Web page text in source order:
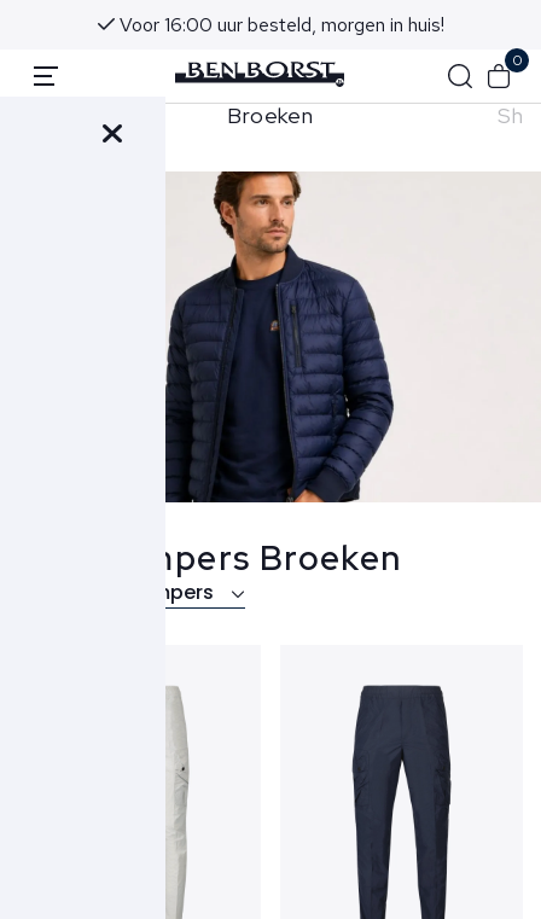
Voor 16:00 uur besteld, morgen in huis!
0
Broeken
Parajumpers Broeken
Over Parajumpers